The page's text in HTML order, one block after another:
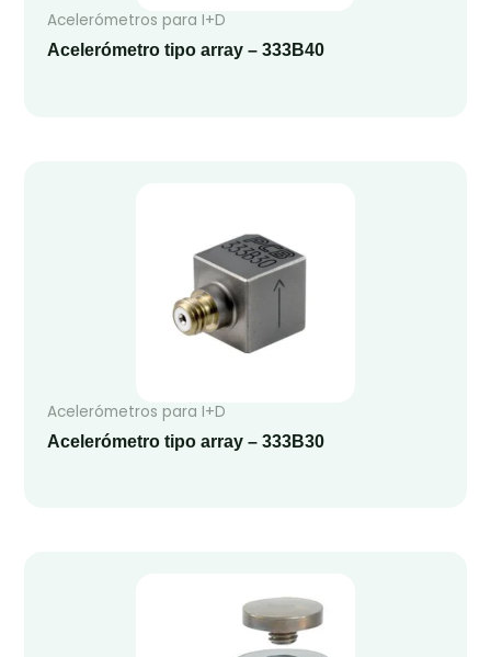
Acelerómetros para I+D
Acelerómetro tipo array – 333B40
Acelerómetros para I+D
Acelerómetro tipo array – 333B30